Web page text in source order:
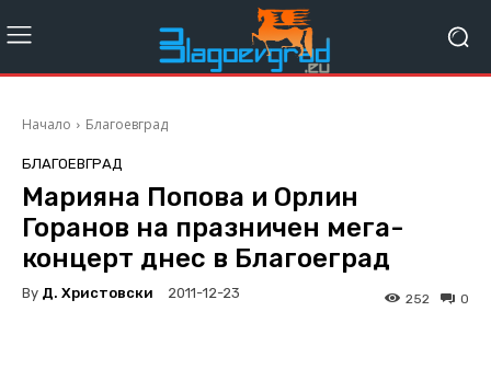
Начало Благоевград
БЛАГОЕВГРАД
Марияна Попова и Орлин
Горанов на празничен мега-
концерт днес в Благоеград
By Д. Христовски 2011-12-23 0
252